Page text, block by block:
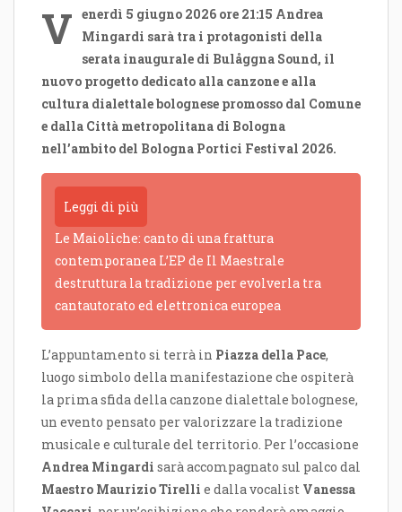
V enerdì 5 giugno 2026 ore 21:15 Andrea
Mingardi sarà tra i protagonisti della
serata inaugurale di Bulåggna Sound, il
nuovo progetto dedicato alla canzone e alla
cultura dialettale bolognese promosso dal Comune
e dalla Città metropolitana di Bologna
nell’ambito del Bologna Portici Festival 2026.
Leggi di più
Le Maioliche: canto di una frattura
contemporanea L’EP de Il Maestrale
destruttura la tradizione per evolverla tra
cantautorato ed elettronica europea
L’appuntamento si terrà in Piazza della Pace,
luogo simbolo della manifestazione che ospiterà
la prima sfida della canzone dialettale bolognese,
un evento pensato per valorizzare la tradizione
musicale e culturale del territorio. Per l’occasione
Andrea Mingardi sarà accompagnato sul palco dal
Maestro Maurizio Tirelli e dalla vocalist Vanessa